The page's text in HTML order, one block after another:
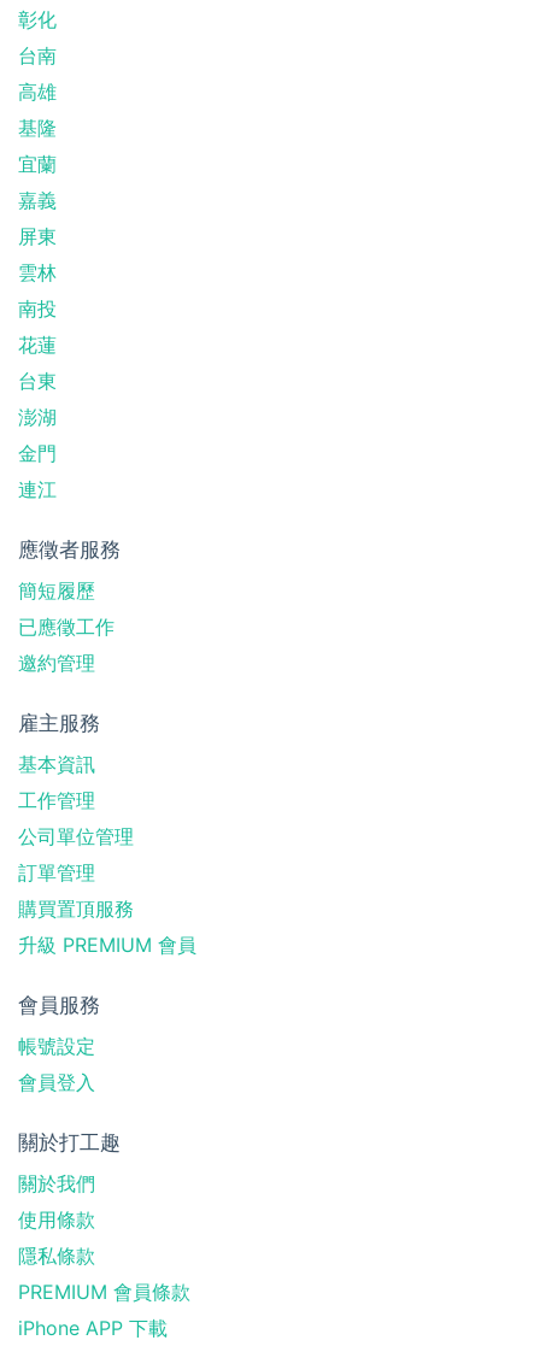
彰化
台南
高雄
基隆
宜蘭
嘉義
屏東
雲林
南投
花蓮
台東
澎湖
金門
連江
應徵者服務
簡短履歷
已應徵工作
邀約管理
雇主服務
基本資訊
工作管理
公司單位管理
訂單管理
購買置頂服務
升級 PREMIUM 會員
會員服務
帳號設定
會員登入
關於打工趣
關於我們
使用條款
隱私條款
PREMIUM 會員條款
iPhone APP 下載